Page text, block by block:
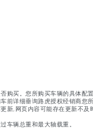
买。您所购买车辆的具体
详细垂询路虎授权经销商
,网页内容可能存在更新不及
辆总重和最大轴载重。